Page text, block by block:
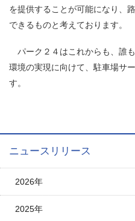
を提供することが可能になり、
できるものと考えております。
パーク２４はこれからも、誰
環境の実現に向けて、駐車場サ
す。
ニュースリリース
2026年
2025年